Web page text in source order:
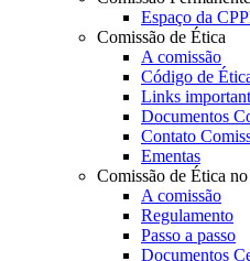
Espaço da
Comissão de Ética
A comissão
Código de
Links
Documentos
Contato
Ementas
Comissão de Ética
A comissão
Regulamento
Passo a passo
Documentos